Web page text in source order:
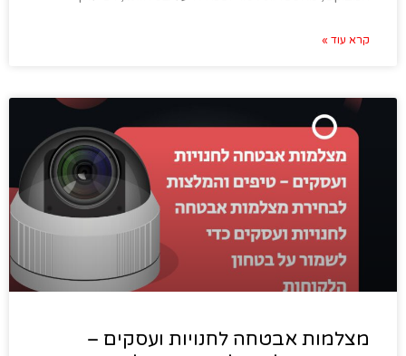
קרא עוד »
מצלמות אבטחה לחנויות ועסקים –